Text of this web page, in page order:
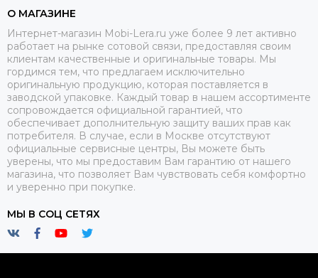
О МАГАЗИНЕ
Интернет-магазин Mobi-Lera.ru уже более 9 лет активно
работает на рынке сотовой связи, предоставляя своим
клиентам качественные и оригинальные товары. Мы
гордимся тем, что предлагаем исключительно
оригинальную продукцию, которая поставляется в
заводской упаковке. Каждый товар в нашем ассортименте
сопровождается официальной гарантией, что
обеспечивает дополнительную защиту ваших прав как
потребителя. В случае, если в Москве отсутствуют
официальные сервисные центры, Вы можете быть
уверены, что мы предоставим Вам гарантию от нашего
магазина, что позволяет Вам чувствовать себя комфортно
и уверенно при покупке.
МЫ В СОЦ СЕТЯХ